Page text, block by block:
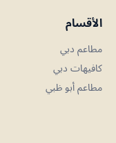
الأقسام
مطاعم دبي
كافيهات دبي
مطاعم أبو ظبي